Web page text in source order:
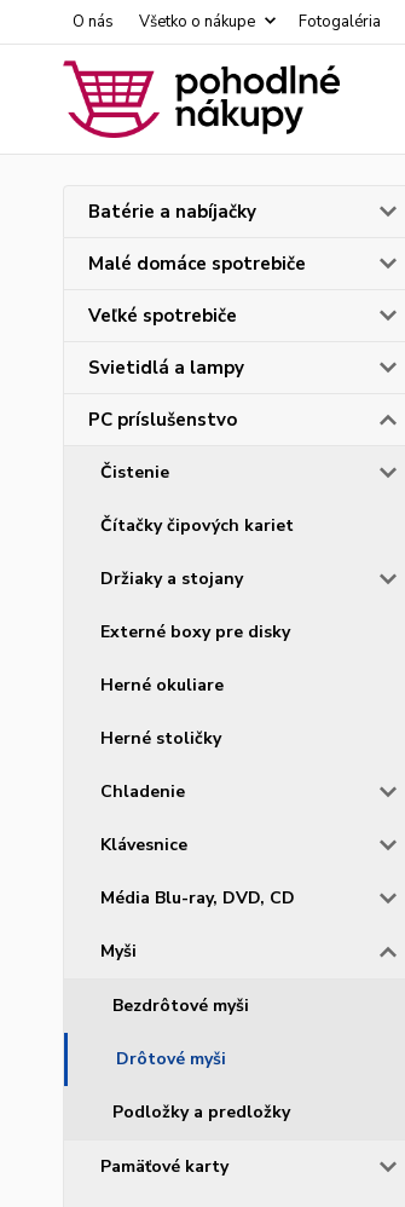
O nás Všetko o nákupe Fotogaléria
Batérie a nabíjačky
Malé domáce spotrebiče
Veľké spotrebiče
Svietidlá a lampy
PC príslušenstvo
Čistenie
Čítačky čipových kariet
Držiaky a stojany
Externé boxy pre disky
Herné okuliare
Herné stoličky
Chladenie
Klávesnice
Média Blu-ray, DVD, CD
Myši
Bezdrôtové myši
Drôtové myši
Podložky a predložky
Pamäťové karty